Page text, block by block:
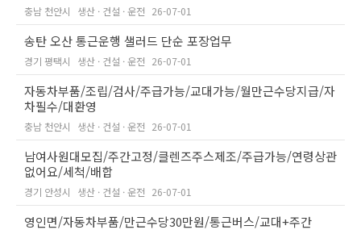
충남 천안시 생산 · 건설 · 운전 26-07-01
송탄 오산 통근운행 샐러드 단순 포장업무
경기 평택시 생산 · 건설 · 운전 26-07-01
자동차부품/조립/검사/주급가능/교대가능/월만근수당지급/자
차필수/대환영
충남 천안시 생산 · 건설 · 운전 26-07-01
남여사원대모집/주간고정/클렌즈주스제조/주급가능/연령상관
없어요/세척/배합
경기 안성시 생산 · 건설 · 운전 26-07-01
영인면/자동차부품/만근수당30만원/통근버스/교대+주간